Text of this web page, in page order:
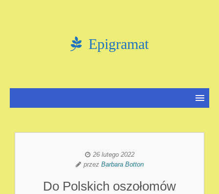
Epigramat
26 lutego 2022
przez Barbara Botton
Do Polskich oszołomów